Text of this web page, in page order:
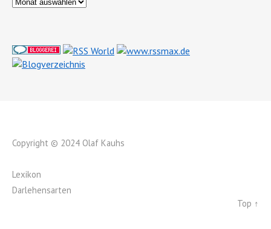
Copyright © 2024 Olaf Kauhs
Lexikon
Darlehensarten
Top ↑